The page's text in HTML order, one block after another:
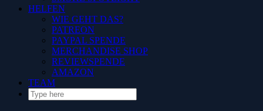
HELFEN
WIE GEHT DAS?
PATREON
PAYPAL SPENDE
MERCHANDISE SHOP
REVIEWSPENDE
AMAZON
TEAM